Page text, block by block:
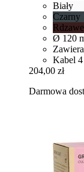
Biały
Czarny
Ø 120
Kabel
204,00 zł
Darmowa